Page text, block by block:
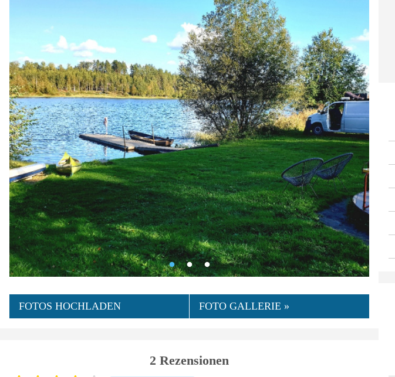
FOTOS HOCHLADEN FOTO GALLERIE »
2 Rezensionen